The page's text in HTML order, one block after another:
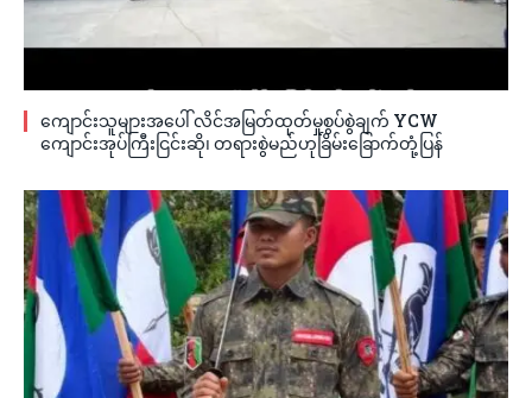
ကျောင်းသူများအပေါ် လိင်အမြတ်ထုတ်မှုစွပ်စွဲချက် YCW
ကျောင်းအုပ်ကြီးငြင်းဆို၊ တရားစွဲမည်ဟုခြိမ်းခြောက်တုံ့ပြန်